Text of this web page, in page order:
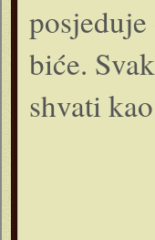
biće.
shvati